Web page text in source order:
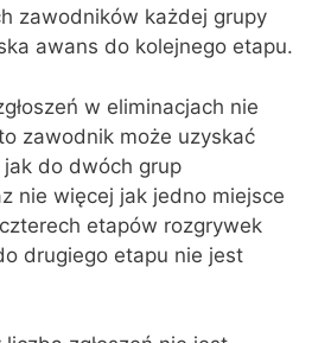
zawodników każdej grupy
awans do kolejnego etapu.
w eliminacjach nie
zawodnik może uzyskać
do dwóch grup
nie więcej jak jedno miejsce
etapów rozgrywek
drugiego etapu nie jest